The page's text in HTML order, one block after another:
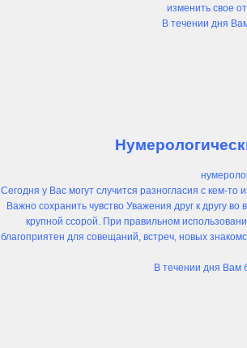
изменить свое
В течении дня
Сегодня у Вас могут случится разногласия с кем-
Важно сохранить чувство Уважения друг к другу
крупной ссорой. При правильном
благоприятен для совещаний, встреч, новых
В течении дня Вам